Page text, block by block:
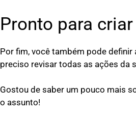
Pronto para
Por fim, você também pode
preciso revisar todas as ações da
Gostou de saber um pouco mais
o assunto!